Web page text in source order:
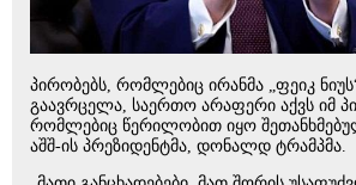
პირობებს, რომლებიც ირანმა „ფეიკ
გაავრცელა, საერთო არაფერი აქვს იმ
რომლებიც წერილობით იყო
აშშ-ის პრეზიდენტმა, დონალდ ტრამპმა.